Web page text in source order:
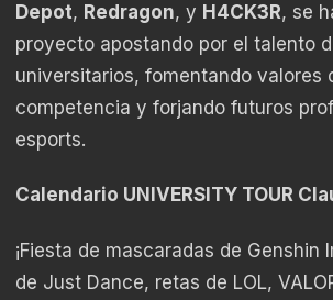
Depot, Redragon, y H4CK3R, se
proyecto apostando por el talento
universitarios, fomentando valores
competencia y forjando futuros
esports.
Calendario UNIVERSITY TOUR
¡Fiesta de mascaradas de Genshin
de Just Dance, retas de LOL,